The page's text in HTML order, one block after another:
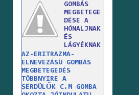
GOMBÁS
MEGBETEGE
DÉSE A
HÓNALJNAK
ÉS
LÁGYÉKNAK
AZ-ERITRAZMA-
ELNEVEZÁSÜ GOMBÁS
MEGBETEGEDÉS
TÖBBNYIRE A
SERDÜLŐK C.M GOMBA